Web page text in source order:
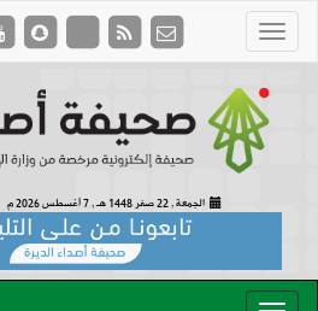
الجمعة , 22 صفر 1448 هـ , 7 أغسطس 2026 م |